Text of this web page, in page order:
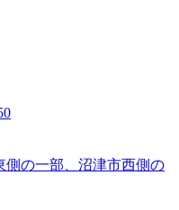
側の一部、沼津市西側の